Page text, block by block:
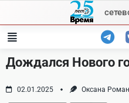
content
Дождался Нового
02.01.2025 Оксана